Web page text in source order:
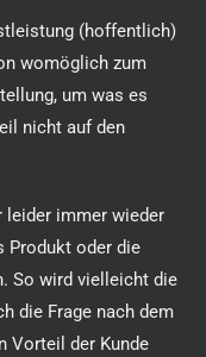
(hoffentlich)
womöglich zum
um was es
nicht auf den
leider immer wieder
Produkt oder die
So wird vielleicht die
die Frage nach dem
Vorteil der Kunde